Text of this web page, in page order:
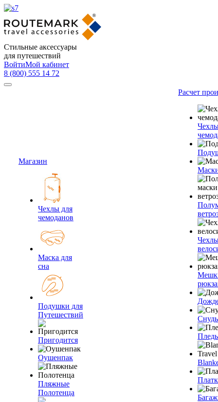
Стильные аксессуары
для путешествий
ВойтиМой кабинет
8 (800) 555 14 72
Магазин
Чехлы для
чемоданов
Маска для
сна
Подушки для
Путешествий
Пригодится
Оушенпак
Пляжные
Полотенца
Расчет